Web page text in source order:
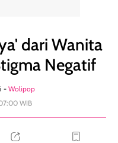
dari Wanita
Negatif
- Wolipop
WIB